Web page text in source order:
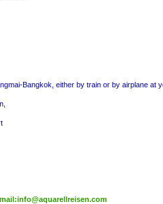
Bangkok, either by train or by airplane at